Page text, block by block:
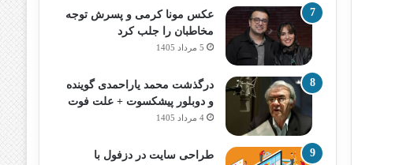
عکس مونا کرمی و پسرش توجه
مخاطبان را جلب کرد
5 مرداد 1405
درگذشت محمد یاراحمدی گوینده
و دوبلور پیشکسوت + علت فوت
4 مرداد 1405
طراحی سایت در دزفول با